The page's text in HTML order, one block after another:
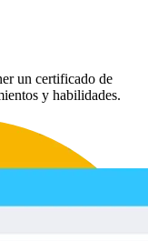
un certificado de
y habilidades.